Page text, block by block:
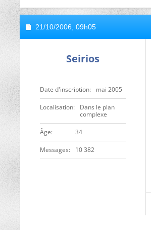
21/10/2006, 09h05
Seirios
Date d'inscription mai 2005
Localisation
Dans le plan
complexe
ge 34
Messages 10 382